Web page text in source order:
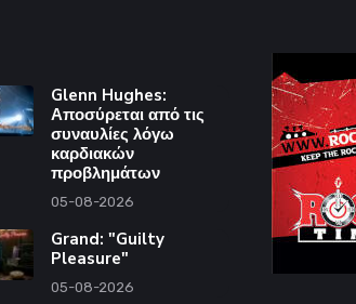
Glenn Hughes:
Αποσύρεται από τις
συναυλίες λόγω
καρδιακών
προβλημάτων
05-08-2026
Grand: "Guilty
Pleasure"
05-08-2026